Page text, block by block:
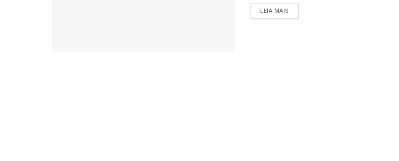
LEIA MAIS